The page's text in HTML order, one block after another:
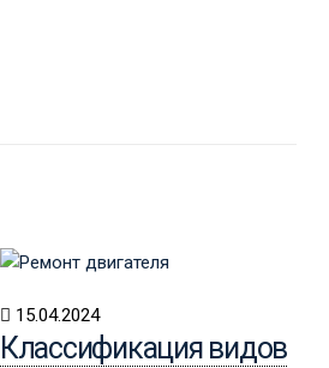
15.04.2024
Классификация видов